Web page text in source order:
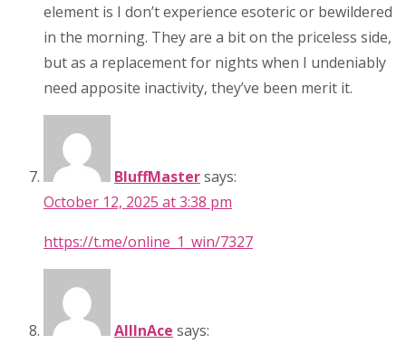
element is I don’t experience esoteric or bewildered
in the morning. They are a bit on the priceless side,
but as a replacement for nights when I undeniably
need apposite inactivity, they’ve been merit it.
BluffMastersays:
October 12, 2025 at 3:38 pm
https://t.me/online_1_win/7327
AllInAce says: